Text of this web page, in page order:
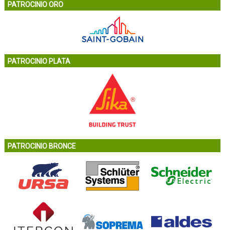
PATROCINIO ORO
PATROCINIO PLATA
PATROCINIO BRONCE